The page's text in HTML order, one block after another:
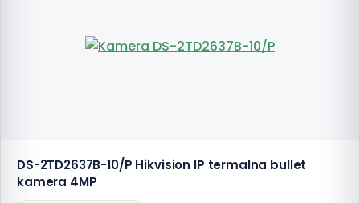
DS-2TD2637B-10/P Hikvision IP termalna bullet
kamera 4MP